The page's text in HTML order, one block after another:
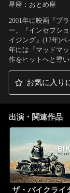
星座：おとめ座
2001年に映画『ブ
ー。『インセプシ
イジング』(12年)
年には『マッドマ
作をヒットへと導い
お気に入り
出演・関連作品
ザ・バイクライ